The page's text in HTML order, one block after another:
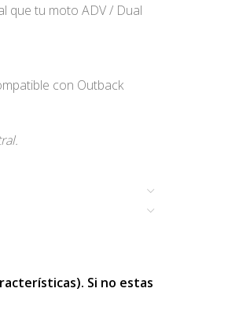
que tu moto ADV / Dual
con Outback
Si no estas